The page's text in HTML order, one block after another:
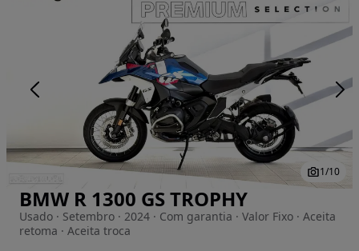
Imagem 1 de 10
1/10
BMW R 1300 GS TROPHY
Usado · Setembro · 2024 · Com garantia · Valor Fixo · Aceita
retoma · Aceita troca